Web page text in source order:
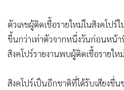
ตัวเลขผู้ติดเชื้อรายใหม่ในสิงคโปร์
ขึ้นกว่าเท่าตัวจากหนึ่งวันก่อนหน้า
สิงคโปร์รายงานพบผู้ติดเชื้อรายให
สิงคโปร์เป็นอีกชาติที่ได้รับเสียงชื่น